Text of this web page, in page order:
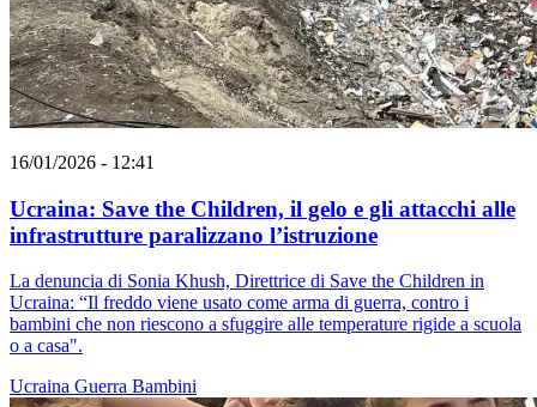
16/01/2026 - 12:41
Ucraina: Save the Children, il gelo e gli attacchi alle
infrastrutture paralizzano l’istruzione
La denuncia di Sonia Khush, Direttrice di Save the Children in
Ucraina: “Il freddo viene usato come arma di guerra, contro i
bambini che non riescono a sfuggire alle temperature rigide a scuola
o a casa".
Ucraina Guerra Bambini